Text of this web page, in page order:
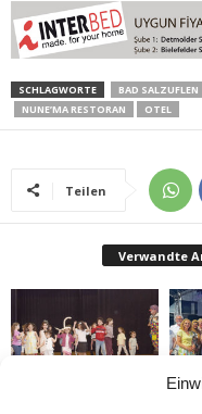
SCHLAGWORTE BAD SALZUFLEN
NUNE’MA RESTORAN
OTEL
Teilen
Verwandte